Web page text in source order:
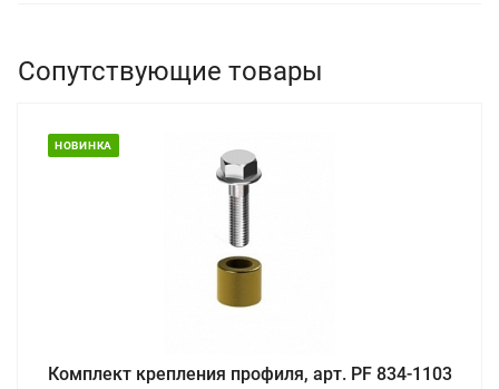
Сопутствующие товары
НОВИНКА
Комплект крепления профиля, арт. PF 834-1103